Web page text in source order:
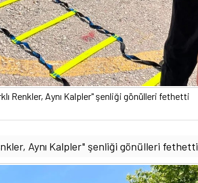
Renkler, Aynı Kalpler" şenliği gönülleri fethetti
Aynı Kalpler" şenliği gönülleri fethetti